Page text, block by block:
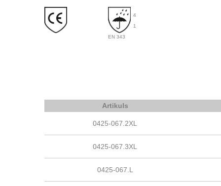
4
1
EN 343
Artikuls
0425-067.2XL
0425-067.3XL
0425-067.L